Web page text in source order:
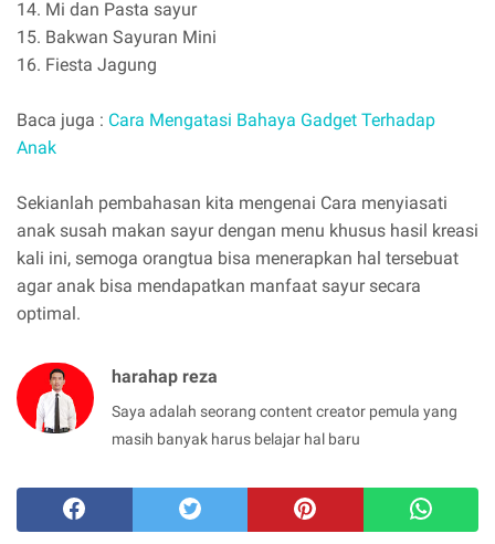
14. Mi dan Pasta sayur
15. Bakwan Sayuran Mini
16. Fiesta Jagung
Baca juga : Cara Mengatasi Bahaya Gadget Terhadap
Anak
Sekianlah pembahasan kita mengenai Cara menyiasati
anak susah makan sayur dengan menu khusus hasil kreasi
kali ini, semoga orangtua bisa menerapkan hal tersebuat
agar anak bisa mendapatkan manfaat sayur secara
optimal.
harahap reza
Saya adalah seorang content creator pemula yang
masih banyak harus belajar hal baru